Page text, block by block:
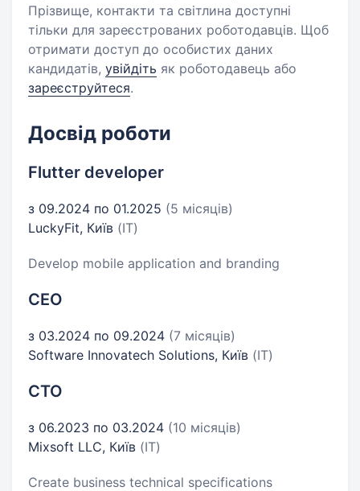
Прізвище, контакти та світлина доступні
тільки для зареєстрованих роботодавців. Щоб
отримати доступ до особистих даних
кандидатів, увійдіть як роботодавець або
зареєструйтеся.
Досвід роботи
Flutter developer
з 09.2024 по 01.2025 (5 місяців)
LuckyFit, Київ (IT)
Develop mobile application and branding
CEO
з 03.2024 по 09.2024 (7 місяців)
Software Innovatech Solutions, Київ (IT)
CTO
з 06.2023 по 03.2024 (10 місяців)
Mixsoft LLC, Київ (IT)
Create business technical specifications